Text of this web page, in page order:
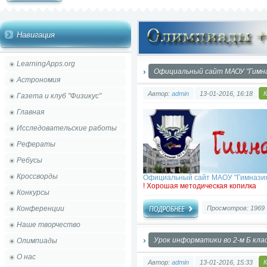
Навигация
LearningApps.org
Астрономия
Газета и клуб "Физикус"
Главная
Исследовательские работы
Рефераты
Ребусы
Кроссворды
Конкурсы
Конференции
Наше творчество
Олимпиады
О нас
Официальный сайт МАОУ
Автор: admin 13-01-2016, 16:18
Официальный сайт МАОУ
! Хорошая методическая копилка
Просмотров: 1969
Урок информатики во 2-м Б
Автор: admin 13-01-2016, 15:33